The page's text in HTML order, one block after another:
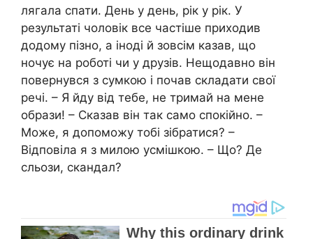
лягала спати. День у день, рік у рік. У
результаті чоловік все частіше приходив
додому пізно, а іноді й зовсім казав, що
ночує на роботі чи у друзів. Нещодавно він
повернувся з сумкою і почав складати свої
речі. – Я йду від тебе, не тримай на мене
образи! – Сказав він так само спокійно. –
Може, я допоможу тобі зібратися? –
Відповіла я з милою усмішкою. – Що? Де
сльози, скандал?